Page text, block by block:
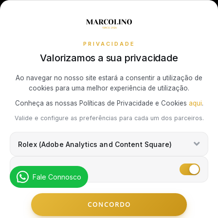
Resolução de Litígios de Consumo
Subscrever Newsletter
Marcolino Link Marcolino 1926
Eu concordo com aPolítica de Privacidadee que minhas
informações podem ser usadas para fins de marketing.
© Copyright Marcolino. Todos os Direitos Reservados
PRIVACIDADE
Valorizamos a sua privacidade
Ao navegar no nosso site estará a consentir a utilização de
cookies para uma melhor experiência de utilização.
Conheça as nossas Políticas de Privacidade e Cookies aqui.
Valide e configure as preferências para cada um dos parceiros.
Rolex (Adobe Analytics and Content Square)
Marketing
CONCORDO
Fale Connosco